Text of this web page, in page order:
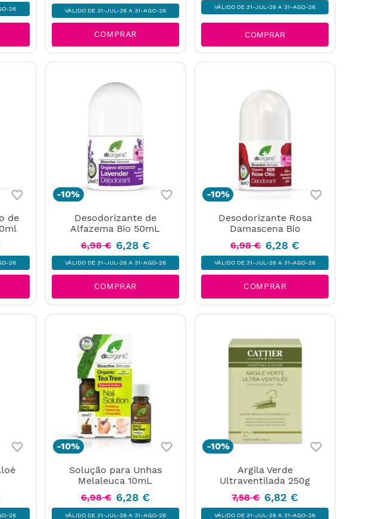
26 VÁLIDO DE 31-JUL-26 A 31-AGO-26
COMPRAR
VÁLIDO DE 31-JUL-26 A 31-AGO-26
COMPRAR
de
26
-10%
Desodorizante de
Alfazema Bio 50mL
6,98 € 6,28 €
VÁLIDO DE 31-JUL-26 A 31-AGO-26
COMPRAR
-10%
Desodorizante Rosa
Damascena Bio
6,98 € 6,28 €
VÁLIDO DE 31-JUL-26 A 31-AGO-26
COMPRAR
26
-10%
Solução para Unhas
Melaleuca 10mL
6,98 € 6,28 €
VÁLIDO DE 31-JUL-26 A 31-AGO-26
-10%
Argila Verde
Ultraventilada 250g
7,58 € 6,82 €
VÁLIDO DE 31-JUL-26 A 31-AGO-26